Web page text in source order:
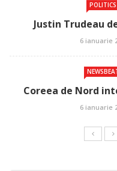
POLITICS
Justin Trudeau
6 ianuarie
Coreea de Nord
6 ianuarie